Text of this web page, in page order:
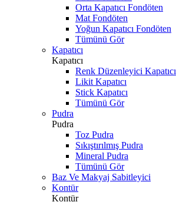
Orta Kapatıcı Fondöten
Mat Fondöten
Yoğun Kapatıcı Fondöten
Tümünü Gör
Kapatıcı
Kapatıcı
Renk Düzenleyici Kapatıcı
Likit Kapatıcı
Stick Kapatıcı
Tümünü Gör
Pudra
Pudra
Toz Pudra
Sıkıştırılmış Pudra
Mineral Pudra
Tümünü Gör
Baz Ve Makyaj Sabitleyici
Kontür
Kontür